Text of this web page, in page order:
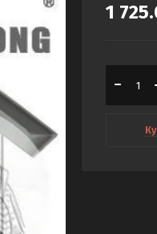
1